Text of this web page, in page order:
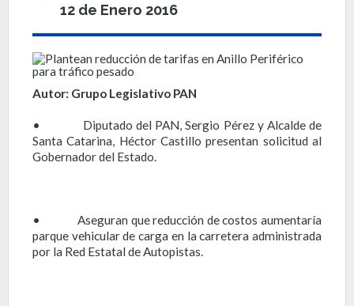
12 de Enero 2016
Autor: Grupo Legislativo PAN
• Diputado del PAN, Sergio Pérez y Alcalde de
Santa Catarina, Héctor Castillo presentan solicitud al
Gobernador del Estado.
• Aseguran que reducción de costos aumentaría
parque vehicular de carga en la carretera administrada
por la Red Estatal de Autopistas.